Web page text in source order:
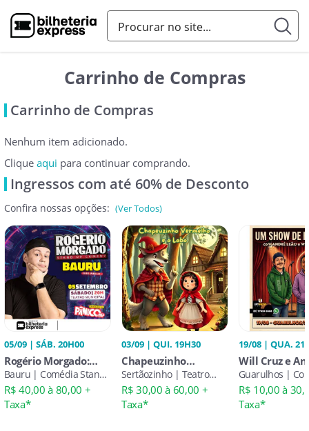
Carrinho de Compras
Carrinho de Compras
Nenhum item adicionado.
Clique aqui para continuar comprando.
Ingressos com até 60% de Desconto
Confira nossas opções: (Ver Todos)
05/09 | SÁB. 20H00
Rogério Morgado:
Stand Up Imperdível
em Bauru
Bauru | Comédia Stand-
Up
R$ 40,00 à 80,00 +
Taxa*
03/09 | QUI. 19H30
Chapeuzinho
Vermelho e o Lobo
Sertãozinho | Teatro
Infantil
R$ 30,00 à 60,00 +
Taxa*
19/08 | QUA.
Will Cruz e
Leao em
Guarulhos |
Stand-Up
R$ 10,00 à
Taxa*